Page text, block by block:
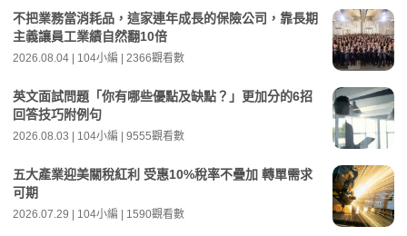
不把業務當消耗品，這家連年成長的保險公司，靠長期
主義讓員工業績自然翻10倍
2026.08.04 | 104小編 | 2366觀看數
英文面試問題「你有哪些優點及缺點？」更加分的6招
回答技巧附例句
2026.08.03 | 104小編 | 9555觀看數
五大產業迎美關稅紅利 受惠10%稅率不疊加 轉單需求
可期
2026.07.29 | 104小編 | 1590觀看數